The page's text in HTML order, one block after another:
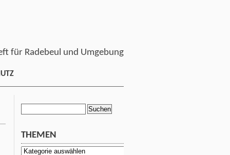
für Radebeul und Umgebung
THEMEN
Themen